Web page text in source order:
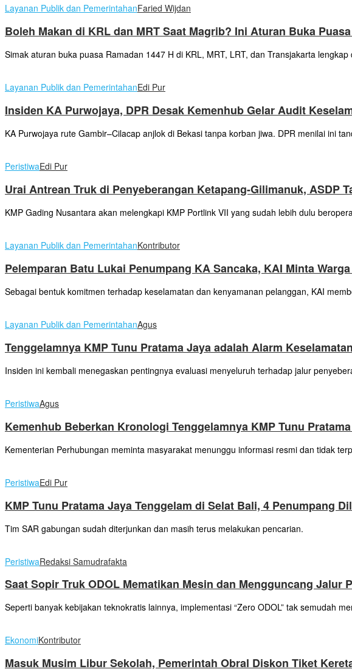
Layanan Publik dan PemerintahanFaried Wijdan
Boleh Makan di KRL dan MRT Saat Magrib? Ini Aturan Buka
Simak aturan buka puasa Ramadan 1447 H di KRL, MRT, LRT, dan Transjakarta
Layanan Publik dan PemerintahanEdi Pur
Insiden KA Purwojaya, DPR Desak Kemenhub Gelar Audit
KA Purwojaya rute Gambir–Cilacap anjlok di Bekasi tanpa korban jiwa. DPR menilai ini
PeristiwaEdi Pur
Urai Antrean Truk di Penyeberangan Ketapang-Gilimanuk, ASDP
KMP Gading Nusantara akan melengkapi KMP Portlink VII yang sudah lebih dulu
Layanan Publik dan PemerintahanKontributor
Pelemparan Batu Lukai Penumpang KA Sancaka, KAI Minta
Sebagai bentuk komitmen terhadap keselamatan dan kenyamanan pelanggan, KAI
Layanan Publik dan PemerintahanAgus
Tenggelamnya KMP Tunu Pratama Jaya adalah Alarm
Insiden ini kembali menegaskan pentingnya evaluasi menyeluruh terhadap jalur
PeristiwaAgus
Kemenhub Beberkan Kronologi Tenggelamnya KMP Tunu
Kementerian Perhubungan meminta masyarakat menunggu informasi resmi dan tidak
PeristiwaEdi Pur
KMP Tunu Pratama Jaya Tenggelam di Selat Bali, 4 Penumpang
Tim SAR gabungan sudah diterjunkan dan masih terus melakukan pencarian.
PeristiwaRedaksi Samudrafakta
Saat Sopir Truk ODOL Mematikan Mesin dan Mengguncang Jalur
Seperti banyak kebijakan teknokratis lainnya, implementasi “Zero ODOL” tak semudah
EkonomiKontributor
Masuk Musim Libur Sekolah, Pemerintah Obral Diskon Tiket